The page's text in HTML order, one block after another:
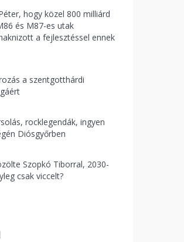
hogy közel 800 milliárd
és M87-es utak
a fejlesztéssel ennek
a szentgotthárdi
rocklegendák, ingyen
Diósgyőrben
Szopkó Tiborral, 2030-
csak viccelt?